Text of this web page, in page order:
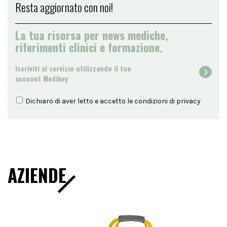
Resta aggiornato con noi!
La tua risorsa per news mediche,
riferimenti clinici e formazione.
Iscriviti al servizio utilizzando il tuo
account Medikey
Dichiaro di aver letto e accetto le condizioni di privacy
AZIENDE